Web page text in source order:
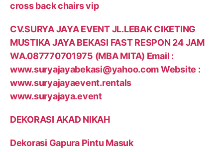
cross back chairs vip
CV.SURYA JAYA EVENT JL.LEBAK CIKETING
MUSTIKA JAYA BEKASI FAST RESPON 24 JAM
WA.087770701975 (MBA MITA) Email :
www.suryajayabekasi@yahoo.com Website :
www.suryajayaevent.rentals
www.suryajaya.event
DEKORASI AKAD NIKAH
Dekorasi Gapura Pintu Masuk